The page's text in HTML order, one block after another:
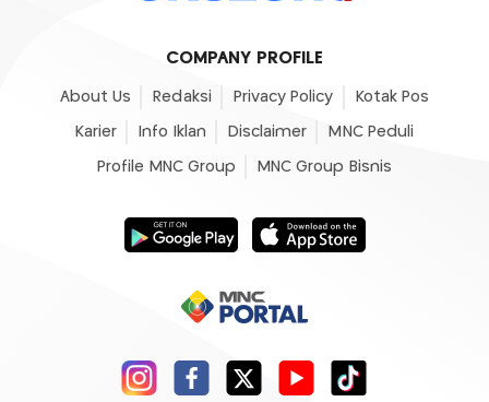
COMPANY PROFILE
About Us Redaksi Privacy Policy Kotak Pos
Karier Info Iklan Disclaimer MNC Peduli
Profile MNC Group MNC Group Bisnis